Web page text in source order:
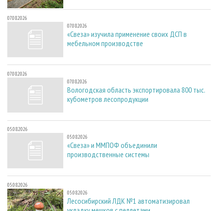
07.08.2026
07.08.2026
«Свеза» изучила применение своих ДСП в
мебельном производстве
07.08.2026
07.08.2026
Вологодская область экспортировала 800 тыс.
кубометров лесопродукции
05.08.2026
05.08.2026
«Свеза» и ММПОФ объединили
производственные системы
05.08.2026
05.08.2026
Лесосибирский ЛДК №1 автоматизировал